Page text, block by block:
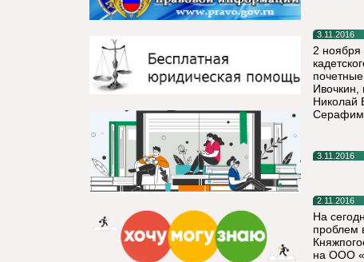
3.11.2016
2 ноября
Ивочкин,
Николай
3.11.2016
2.11.2016
На
проблем
на ООО